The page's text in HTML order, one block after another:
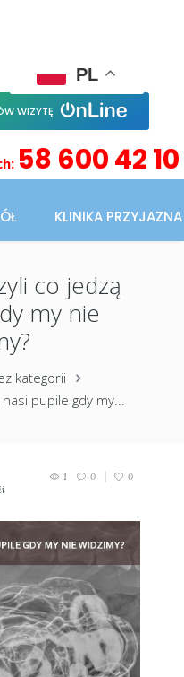
WIZYTĘ
58 600 42 10
KLINIKA
co jedzą
my nie
kategorii
pupile gdy my...
1 0 0
PL